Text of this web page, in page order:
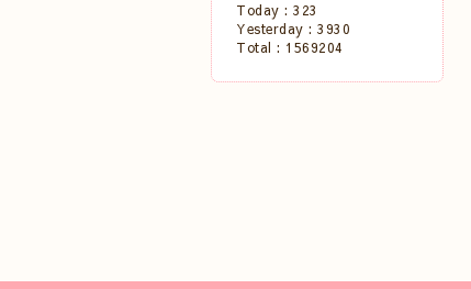
Today : 323
Yesterday : 3930
Total : 1569204